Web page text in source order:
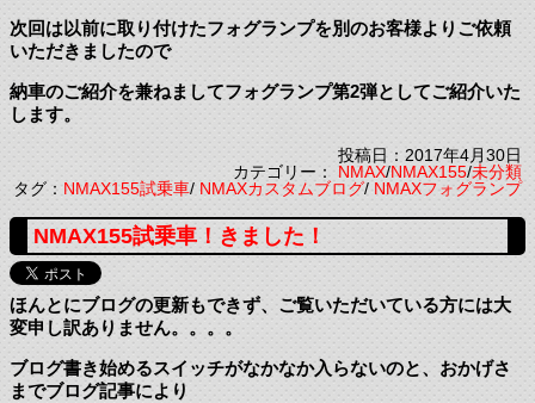
次回は以前に取り付けたフォグランプを別のお客様よりご依頼
いただきましたので
納車のご紹介を兼ねましてフォグランプ第2弾としてご紹介いた
します。
投稿日：2017年4月30日
カテゴリー：NMAX/NMAX155/未分類
タグ：NMAX155試乗車/NMAXカスタムブログ/NMAXフォグランプ
NMAX155試乗車！きました！
ほんとにブログの更新もできず、ご覧いただいている方には大
変申し訳ありません。。。。
ブログ書き始めるスイッチがなかなか入らないのと、おかげさ
までブログ記事により